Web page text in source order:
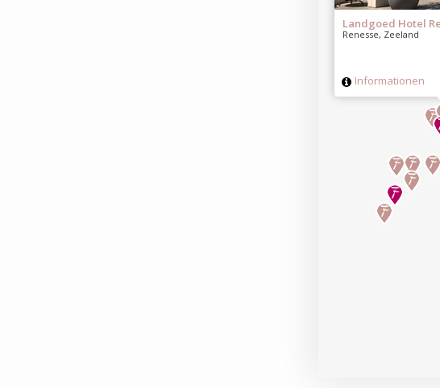
Landgoed Hotel
Renesse, Zeeland
Informationen